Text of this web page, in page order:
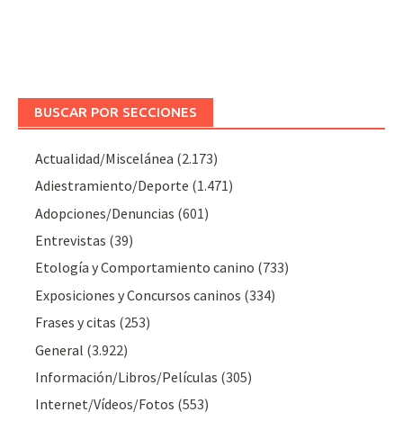
BUSCAR POR SECCIONES
Actualidad/Miscelánea (2.173)
Adiestramiento/Deporte (1.471)
Adopciones/Denuncias (601)
Entrevistas (39)
Etología y Comportamiento canino (733)
Exposiciones y Concursos caninos (334)
Frases y citas (253)
General (3.922)
Información/Libros/Películas (305)
Internet/Vídeos/Fotos (553)